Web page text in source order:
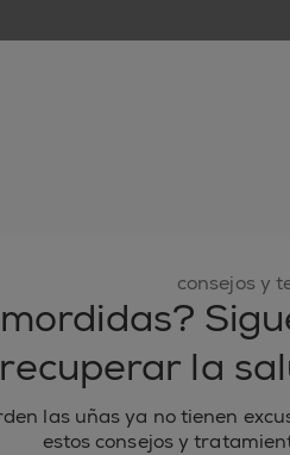
consejos y
recuperar la
las uñas ya no tienen
estos consejos y